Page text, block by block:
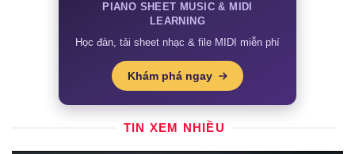
PIANO SHEET MUSIC & MIDI
LEARNING
Học đàn, tải sheet nhạc & file MIDI miễn phí
Khám phá ngay
TIN XEM NHIỀU